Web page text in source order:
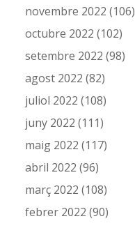
novembre 2022 (106)
octubre 2022 (102)
setembre 2022 (98)
agost 2022 (82)
juliol 2022 (108)
juny 2022 (111)
maig 2022 (117)
abril 2022 (96)
març 2022 (108)
febrer 2022 (90)